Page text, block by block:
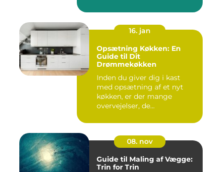
16. jan
Opsætning Køkken: En
Guide til Dit
Drømmekøkken
Inden du giver dig i kast
med opsætning af et nyt
køkken, er der mange
overvejelser, de...
08. nov
Guide til Maling af Vægge:
Trin for Trin